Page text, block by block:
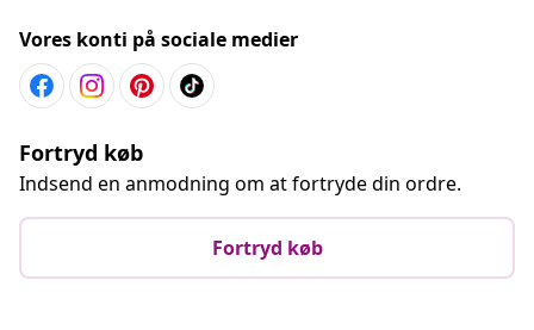
Vores konti på sociale medier
Fortryd køb
Indsend en anmodning om at fortryde din ordre.
Fortryd køb